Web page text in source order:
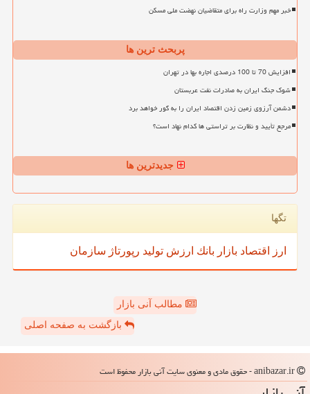
خبر مهم وزارت راه برای متقاضیان نهضت ملی مسکن
پربحث ترین ها
افزایش 70 تا 100 درصدی اجاره بها در تهران
شوک جنگ ایران به صادرات نفت عربستان
دشمن آرزوی زمین زدن اقتصاد ایران را به گور خواهد برد
مرجع تأیید و نظارت بر تراستی ها کدام نهاد است؟
جدیدترین ها
تگها
ارز اقتصاد بازار بانك ارزش تولید رپورتاژ سازمان
مطالب آنی بازار
بازگشت به صفحه اصلی